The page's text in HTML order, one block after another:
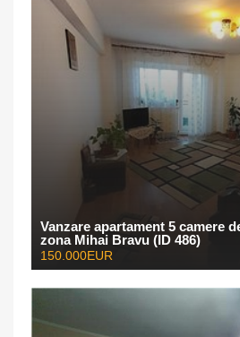
Vanzare apartament 5 camere
zona Mihai Bravu (ID 486)
150.000EUR